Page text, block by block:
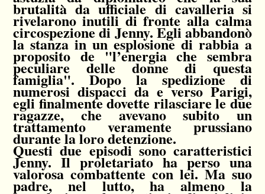
brutalità da ufficiale di cavalleria si
rivelarono inutili di fronte alla calma
circospezione di Jenny. Egli abbandonò
la stanza in un esplosione di rabbia a
proposito de "l’energia che sembra
peculiare delle donne di questa
famiglia". Dopo la spedizione di
numerosi dispacci da e verso Parigi,
egli finalmente dovette rilasciare le due
ragazze, che avevano subito un
trattamento veramente prussiano
durante la loro detenzione.
Questi due episodi sono caratteristici
Jenny. Il proletariato ha perso una
valorosa combattente con lei. Ma suo
padre, nel lutto, ha almeno la